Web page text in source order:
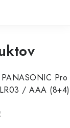
Pro
/ AAA (8+4)